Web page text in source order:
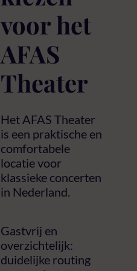
voor het
AFAS
Theater
Het AFAS Theater
is een praktische en
comfortabele
locatie voor
klassieke concerten
in Nederland.
Gastvrij en
overzichtelijk:
duidelijke routing